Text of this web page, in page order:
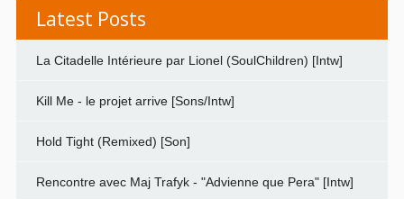
Latest Posts
La Citadelle Intérieure par Lionel (SoulChildren) [Intw]
Kill Me - le projet arrive [Sons/Intw]
Hold Tight (Remixed) [Son]
Rencontre avec Maj Trafyk - "Advienne que Pera" [Intw]